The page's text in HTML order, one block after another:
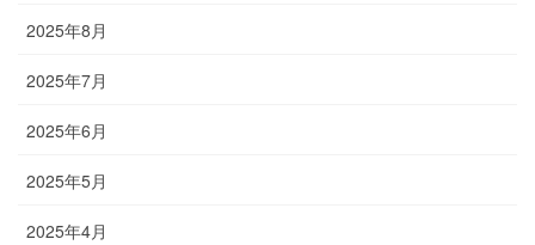
2025年8月
2025年7月
2025年6月
2025年5月
2025年4月